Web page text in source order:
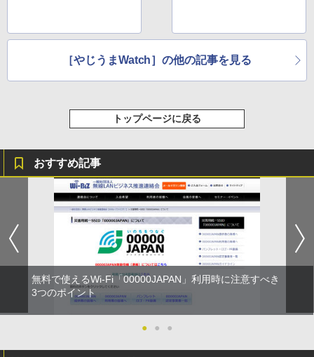
［やじうまWatch］の他の記事を見る
トップページに戻る
おすすめ記事
無料で使えるWi-Fi「00000JAPAN」利用時に注意すべき
3つのポイント
● ● ●